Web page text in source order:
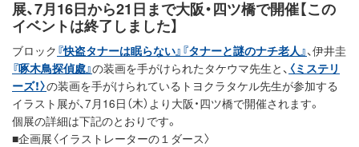
展、7月16日から21日まで大阪・四ツ橋で開催【この
イベントは終了しました】
ブロック 『快盗タナーは眠らない』 『タナーと謎のナチ老人』、伊井圭
『啄木鳥探偵處』の装画を手がけられたタケウマ先生と、 〈ミステリ
ーズ！〉の装画を手がけられているトヨクラタケル先生が参加する
イラスト展が、7月16日（木）より大阪・四ツ橋で開催されます。
個展の詳細は下記のとおりです。
■企画展〈イラストレーターの１ダース〉